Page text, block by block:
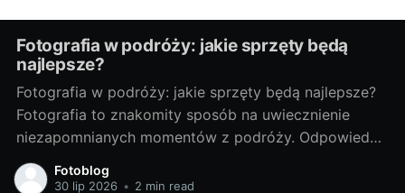
Fotografia w podróży: jakie sprzęty będą
najlepsze?
Fotografia w podróży: jakie sprzęty będą najlepsze?
Fotografia to znakomity sposób na uwiecznienie
niezapomnianych momentów z podróży. Odpowiedni
sprzęt fotograficzny to klucz do tworzenia
doskonałych zdjęć. Poniżej przedstawiam porady, jak
Fotoblog
30 lip 2026 • 2 min read